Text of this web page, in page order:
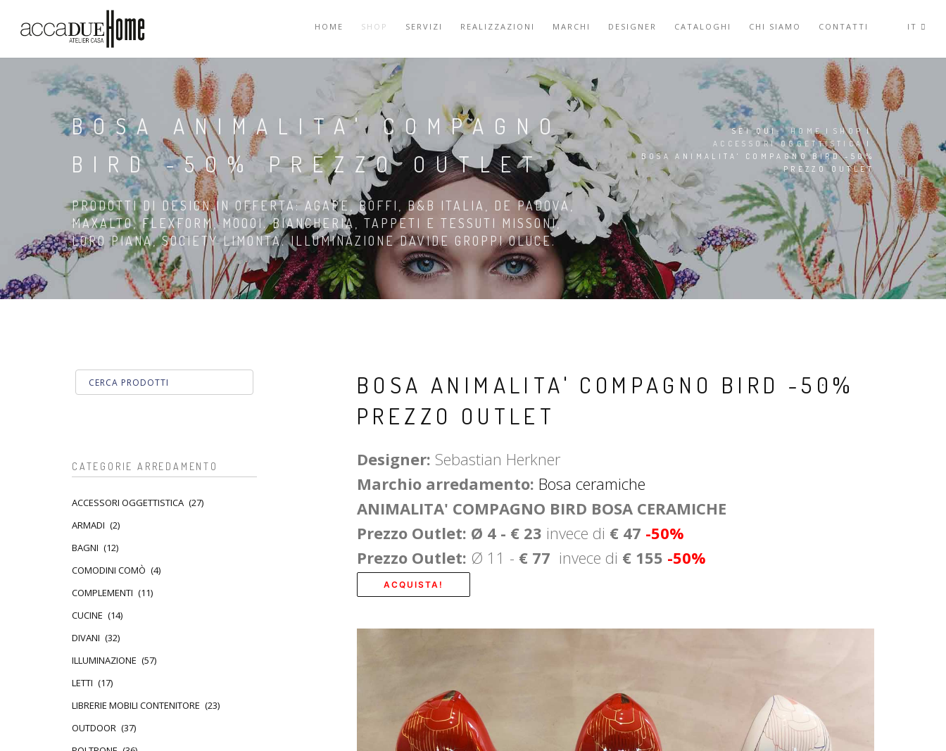
IT
HOME SHOP SERVIZI REALIZZAZIONI MARCHI DESIGNER CATALOGHI CHI SIAMO CONTATTI
BOSA ANIMALITA' COMPAGNO
BIRD -50% PREZZO OUTLET
PRODOTTI DI DESIGN IN OFFERTA: AGAPE, BOFFI, B&B ITALIA, DE PADOVA,
MAXALTO, FLEXFORM, MOOOI. BIANCHERIA, TAPPETI E TESSUTI MISSONI,
LORO PIANA, SOCIETY LIMONTA. ILLUMINAZIONE DAVIDE GROPPI OLUCE.
SEI QUI:HOME | SHOP
|
ACCESSORI OGGETTISTICA |
BOSA ANIMALITA' COMPAGNO BIRD -50%
PREZZO OUTLET
BOSA ANIMALITA' COMPAGNO BIRD -50%
PREZZO OUTLET
Designer: Sebastian Herkner
Marchio arredamento: Bosa ceramiche
ANIMALITA' COMPAGNO BIRD BOSA CERAMICHE
Prezzo Outlet: Ø 4 - € 23 invece di € 47 -50%
Prezzo Outlet: Ø 11 - € 77 invece di € 155 -50%
ACQUISTA!
CATEGORIE ARREDAMENTO
ACCESSORI OGGETTISTICA (27)
ARMADI (2)
BAGNI (12)
COMODINI COMÒ (4)
COMPLEMENTI (11)
CUCINE (14)
DIVANI (32)
ILLUMINAZIONE (57)
LETTI (17)
LIBRERIE MOBILI CONTENITORE (23)
OUTDOOR (37)